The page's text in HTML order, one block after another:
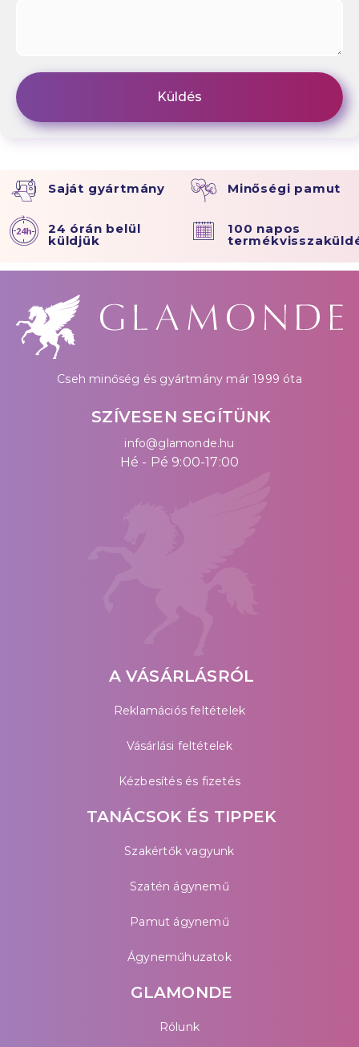
Saját gyártmány Minőségi pamut
24 órán belül
küldjük
100 napos
Cseh minőség és gyártmány már 1999 óta
SZÍVESEN SEGÍTÜNK
info@glamonde.hu
Hé - Pé 9:00-17:00
A VÁSÁRLÁSRÓL
Reklamációs feltételek
Vásárlási feltételek
Kézbesítés és fizetés
TANÁCSOK ÉS TIPPEK
Szakértők vagyunk
Szatén ágynemű
Pamut ágynemű
Ágyneműhuzatok
GLAMONDE
Rólunk